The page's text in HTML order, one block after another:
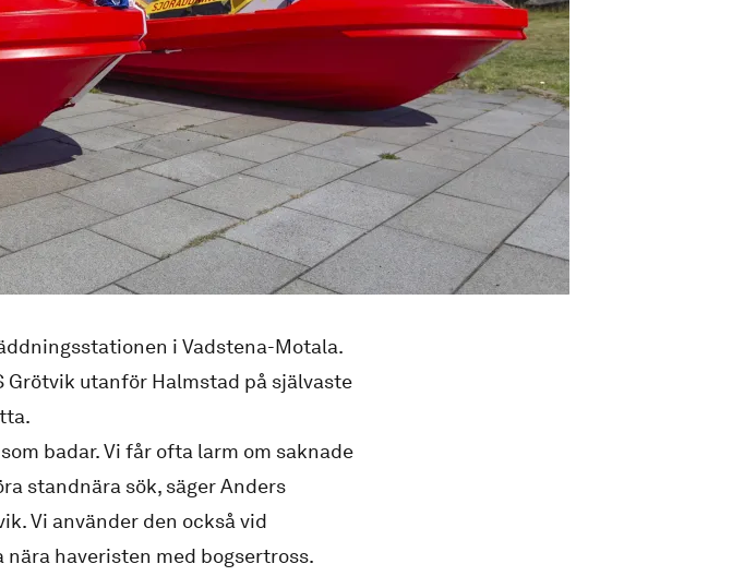
i Vadstena-Motala.
Grötvik utanför Halmstad på självaste
badar. Vi får ofta larm om saknade
standnära sök, säger Anders
Vi använder den också vid
haveristen med bogsertross.